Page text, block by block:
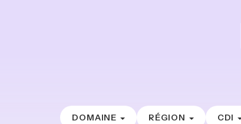
DOMAINE RÉGION CDI